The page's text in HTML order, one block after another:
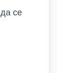
се